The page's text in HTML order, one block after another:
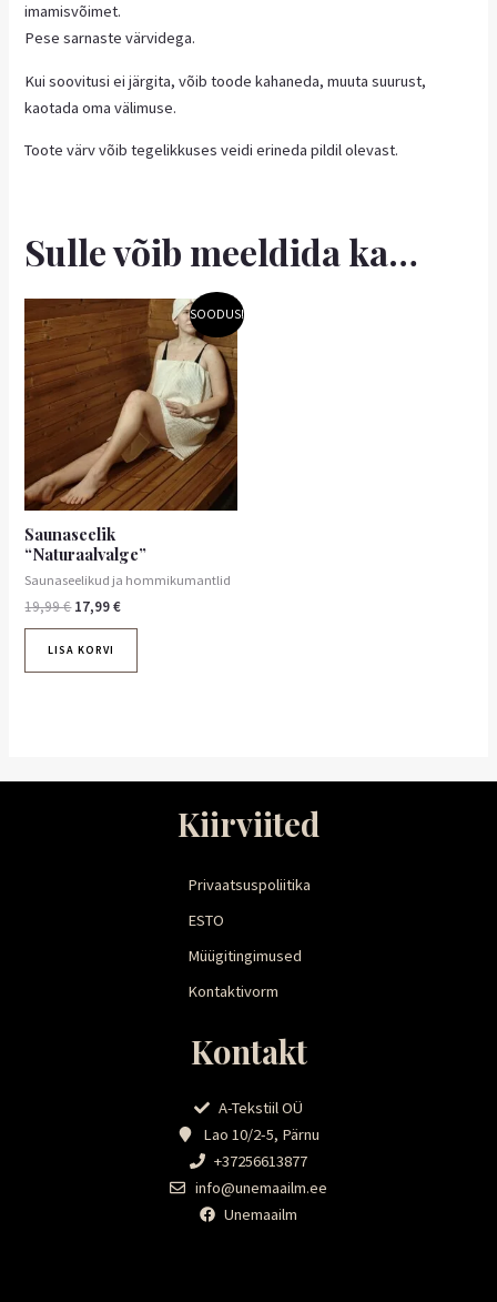
imamisvõimet.
Pese sarnaste värvidega.
Kui soovitusi ei järgita, võib toode kahaneda, muuta suurust,
kaotada oma välimuse.
Toote värv võib tegelikkuses veidi erineda pildil olevast.
Sulle võib meeldida ka…
SOODUS!
Saunaseelik
“Naturaalvalge”
Saunaseelikud ja hommikumantlid
19,99€
Algne
hind
oli:
19,99 €.
17,99€
Praegune
hind
on:
17,99 €.
LISA KORVI
Kiirviited
Privaatsuspoliitika
ESTO
Müügitingimused
Kontaktivorm
Kontakt
A-Tekstiil OÜ
Lao 10/2-5, Pärnu
+37256613877
info@unemaailm.ee
Unemaailm